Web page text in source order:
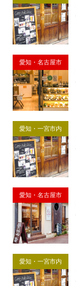
愛知・名古屋市
内
愛知・一宮市内
愛知・名古屋市
内
愛知・一宮市内